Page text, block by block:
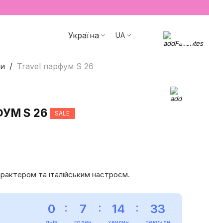
Україна UA
Travel парфум S 26
S 26 SALE
та італійським настроєм.
0 : 7 : 14 : 31